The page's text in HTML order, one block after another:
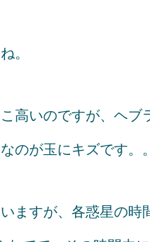
。
高いのですが、ヘブ
のが玉にキズです。
ますが、各惑星の時